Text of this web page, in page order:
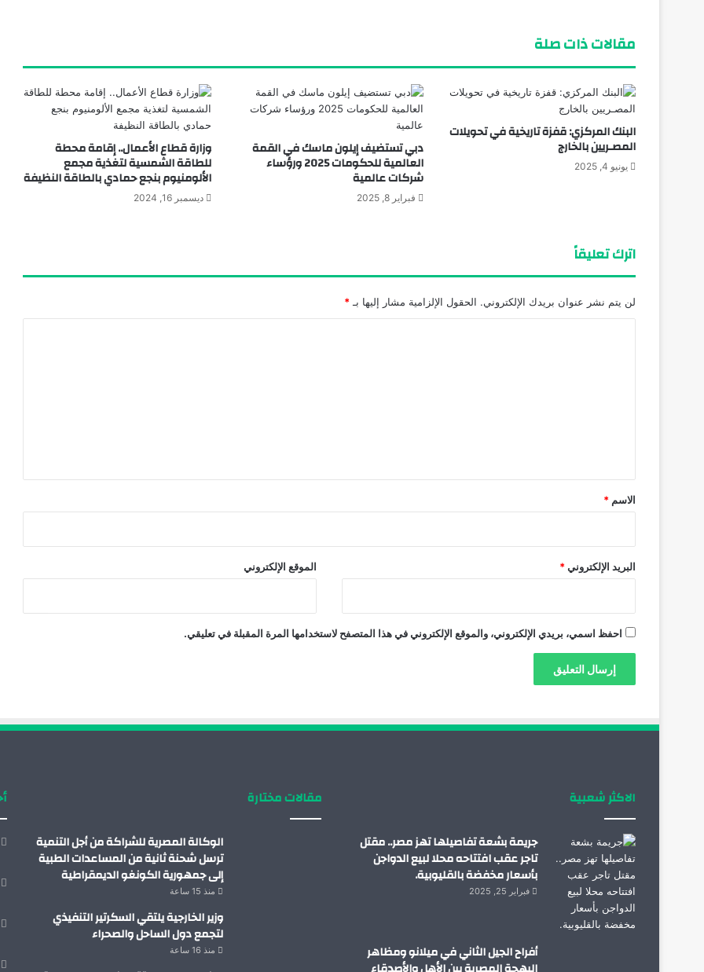
مقالات ذات صلة
البنك المركزي: قفزة تاريخية في تحويلات
المصـريين بالخارج
يونيو 4, 2025
دبي تستضيف إيلون ماسك في القمة
العالمية للحكومات 2025 ورؤساء
شركات عالمية
فبراير 8, 2025
وزارة قطاع الأعمال.. إقامة محطة
للطاقة الشمسية لتغذية مجمع
الألومنيوم بنجع حمادي بالطاقة النظيفة
ديسمبر 16, 2024
اترك تعليقاً
لن يتم نشر عنوان بريدك الإلكتروني. الحقول الإلزامية مشار إليها بـ *
*
الاسم *
البريد الإلكتروني * الموقع الإلكتروني
احفظ اسمي، بريدي الإلكتروني، والموقع الإلكتروني في هذا المتصفح لاستخدامها المرة المقبلة في تعليقي.
الاكثر شعبية
جريمة بشعة تفاصيلها تهز مصر.. مقتل
تاجر عقب افتتاحه محلا لبيع الدواجن
بأسعار مخفضة بالقليوبية.
فبراير 25, 2025
أفراح الجيل الثاني في ميلانو ومظاهر
مقالات مختارة
الوكالة المصرية للشراكة من أجل التنمية
ترسل شحنة ثانية من المساعدات الطبية
إلى جمهورية الكونغو الديمقراطية
منذ 15 ساعة
وزير الخارجية يلتقي السكرتير التنفيذي
لتجمع دول الساحل والصحراء
منذ 16 ساعة